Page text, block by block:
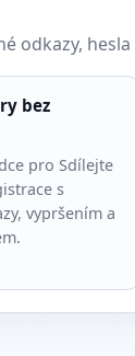
odkazy,
bez
pro Sdílejte
s
vypršením a